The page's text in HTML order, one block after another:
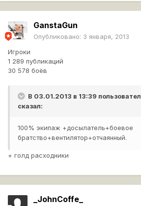
GanstaGun
Опубликовано: 3 января, 2013
Игроки
1 289 публикаций
30 578 боёв
В 03.01.2013 в 13:39
сказал:
100% экипаж +досылатель+боевое
братство+вентилятор+отчаянный.
+ голд расходники
_JohnCoffe_